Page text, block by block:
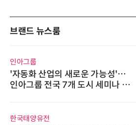
브랜드 뉴스룸
다래전략사업화센터
다래전략사업화센터, 'BIO USA 2
026'서 글로벌 빅파마와의 비즈니
AIPD